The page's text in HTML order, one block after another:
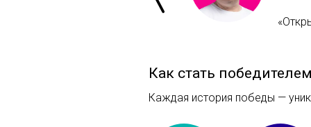
Как стать
Каждая история победы —